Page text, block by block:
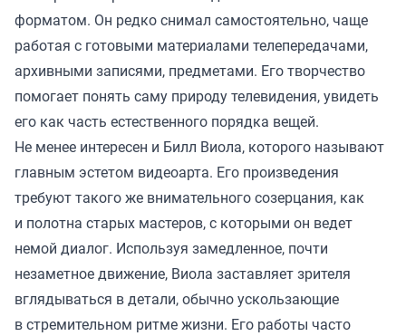
форматом. Он редко снимал самостоятельно, чаще
работая с готовыми материалами телепередачами,
архивными записями, предметами. Его творчество
помогает понять саму природу телевидения, увидеть
его как часть естественного порядка вещей.
Не менее интересен и Билл Виола, которого называют
главным эстетом видеоарта. Его произведения
требуют такого же внимательного созерцания, как
и полотна старых мастеров, с которыми он ведет
немой диалог. Используя замедленное, почти
незаметное движение, Виола заставляет зрителя
вглядываться в детали, обычно ускользающие
в стремительном ритме жизни. Его работы часто